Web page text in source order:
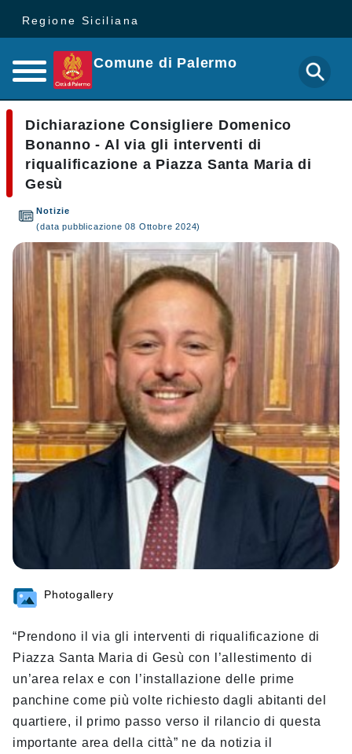
Regione Siciliana
Comune di Palermo
Dichiarazione Consigliere Domenico
Bonanno - Al via gli interventi di
riqualificazione a Piazza Santa Maria di
Gesù
Notizie
(data pubblicazione 08 Ottobre 2024)
Photogallery
“Prendono il via gli interventi di riqualificazione di
Piazza Santa Maria di Gesù con l’allestimento di
un’area relax e con l’installazione delle prime
panchine come più volte richiesto dagli abitanti del
quartiere, il primo passo verso il rilancio di questa
importante area della città” ne da notizia il